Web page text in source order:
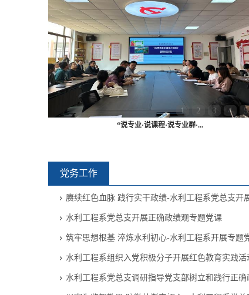
1 2 3 4 5
“说专业·说课程·说专业群·...
党务工作
赓续红色血脉 践行实干政绩-水利工程系党总支开
水利工程系党总支开展正确政绩观专题党课
筑牢思想根基 淬炼水利初心-水利工程系开展专题
水利工程系组织入党积极分子开展红色教育实践活
水利工程系党总支调研指导党支部树立和践行正